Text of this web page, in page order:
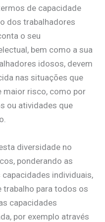
de capacidade
dos trabalhadores
o seu
bem como a sua
idosos, devem
nas situações que
maior risco, como por
ou atividades que
diversidade no
ponderando as
individuais,
trabalho para todos os
capacidades
por exemplo através